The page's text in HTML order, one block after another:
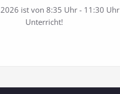
ist von 8:35 Uhr - 11:30 Uhr
Unterricht!